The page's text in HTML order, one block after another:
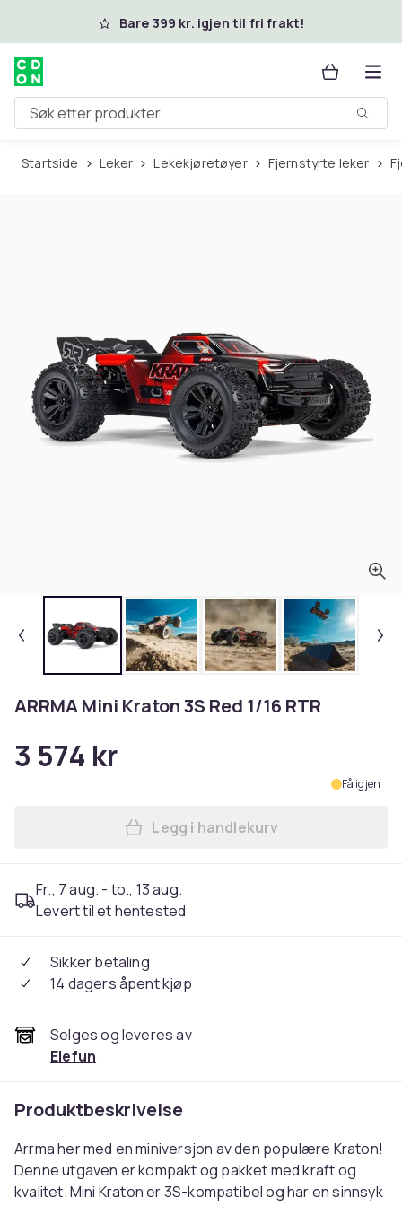
Hopp til hovedinnholdBare 399 kr. igjen til fri frakt!
Søk etter produkter
Startside Leker Lekekjøretøyer Fjernstyrte leker
ARRMA Mini Kraton 3S Red 1/16 RTR
3 574 kr
Få igjen
Legg ARRMA Mini Kraton
Legg i handlekurv
Fr., 7 aug. - to., 13 aug.
Levert til et hentested
Sikker betaling
14 dagers åpent kjøp
Selges og leveres av
Elefun
Produktbeskrivelse
Arrma her med en miniversjon av den populære Kraton!
Denne utgaven er kompakt og pakket med kraft og
kvalitet. Mini Kraton er 3S-kompatibel og har en sinnsyk